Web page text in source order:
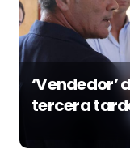
‘Vendedor’
tercera
la